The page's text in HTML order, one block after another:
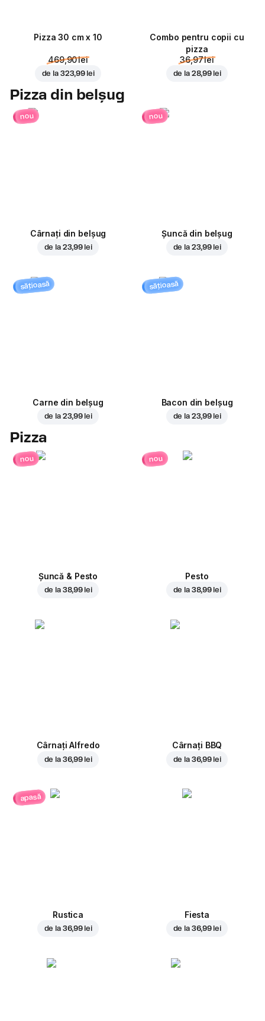
Pizza 30 cm x 10
469,90 lei
de la 323,99 lei
Combo pentru copii cu
pizza
36,97 lei
de la 28,99 lei
Pizza din belșug
nou
Cârnați din belșug
de la 23,99 lei
nou
Șuncă din belșug
de la 23,99 lei
sățioasă
Carne din belșug
de la 23,99 lei
sățioasă
Bacon din belșug
de la 23,99 lei
Pizza
nou
Șuncă & Pesto
de la 38,99 lei
nou
Pesto
de la 38,99 lei
Cârnați Alfredo
de la 36,99 lei
Cârnați BBQ
de la 36,99 lei
apasă
Rustica
de la 36,99 lei
Fiesta
de la 36,99 lei